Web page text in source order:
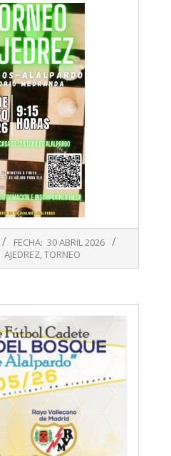
FECHA: 30 ABRIL 2026
AJEDREZ, TORNEO